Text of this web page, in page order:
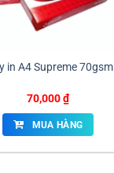
in A4 Supreme 70gsm
70,000₫
MUA HÀNG